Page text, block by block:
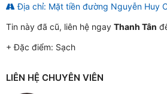
Địa chỉ: Mặt tiền đường Nguyễn Huy
Tin này đã cũ, liên hệ ngay Thanh Tân
+ Đặc điểm: Sạch
LIÊN HỆ CHUYÊN VIÊN